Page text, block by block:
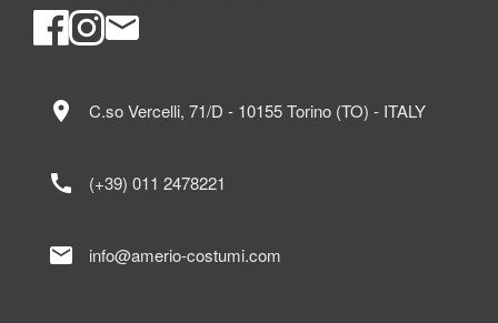
location_on C.so Vercelli, 71/D - 10155 Torino (TO) - ITALY
call (+39) 011 2478221
mail info@amerio-costumi.com